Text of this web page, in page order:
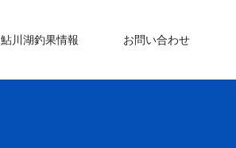
鮎川湖釣果情報 お問い合わせ